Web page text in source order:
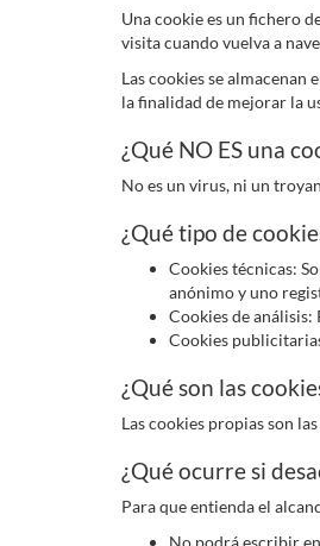
Una cookie es un fichero
visita cuando vuelva a
Las cookies se
la finalidad de mejorar la
¿Qué NO ES una
No es un virus, ni un
¿Qué tipo de
Cookies técnicas:
anónimo y uno
Cookies de
Cookies
¿Qué son las
Las cookies propias son
¿Qué ocurre si
Para que entienda el
No podrá escribir